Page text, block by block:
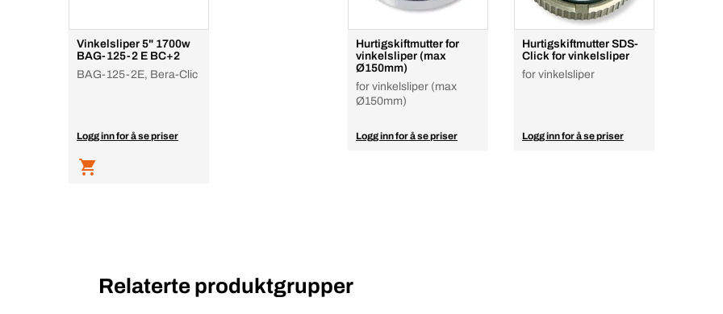
Vinkelsliper 5" 1700w
BAG-125-2 E BC+2
BAG-125-2E, Bera-Clic
Logg inn for å se priser
Hurtigskiftmutter for
vinkelsliper (max
Ø150mm)
for vinkelsliper (max
Ø150mm)
Logg inn for å se priser
Hurtigskiftmutter SDS-
Click for vinkelsliper
for vinkelsliper
Logg inn for å se priser
Relaterte produktgrupper